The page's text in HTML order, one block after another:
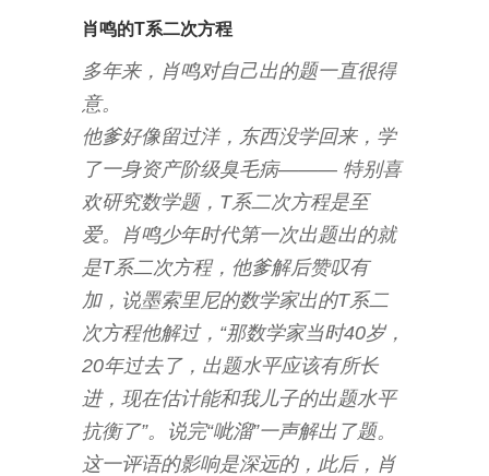
肖鸣的T系二次方程
多年来，肖鸣对自己出的题一直很得
意。
他爹好像留过洋，东西没学回来，学
了一身资产阶级臭毛病——— 特别喜
欢研究数学题，T系二次方程是至
爱。肖鸣少年时代第一次出题出的就
是T系二次方程，他爹解后赞叹有
加，说墨索里尼的数学家出的T系二
次方程他解过，“那数学家当时40岁，
20年过去了，出题水平应该有所长
进，现在估计能和我儿子的出题水平
抗衡了”。说完“呲溜”一声解出了题。
这一评语的影响是深远的，此后，肖